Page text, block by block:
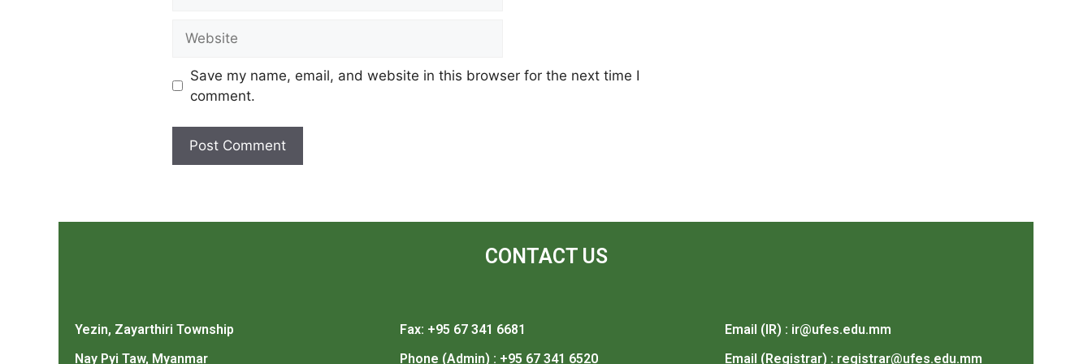
Save my name, email, and website in this browser for the next time I
comment.
CONTACT US
Yezin, Zayarthiri Township
Nay Pyi Taw, Myanmar
Fax: +95 67 341 6681
Phone (Admin) : +95 67 341 6520
Email (IR) : ir@ufes.edu.mm
Email (Registrar) : registrar@ufes.edu.mm